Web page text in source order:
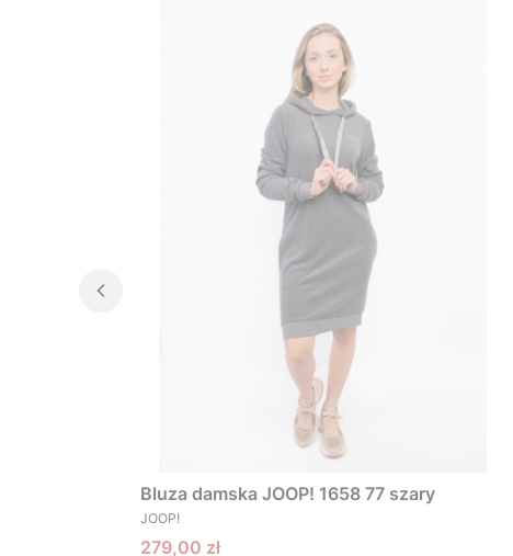
Bluza damska JOOP! 1658 77 szary
PRODUCENT
JOOP!
Cena promocyjna
279,00 zł